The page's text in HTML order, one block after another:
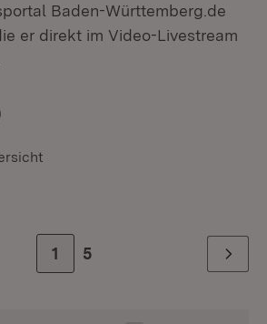
Baden-Württemberg.de
er direkt im Video-Livestream
Zur Seite
1 Zur letzten Seite
5 Weiter